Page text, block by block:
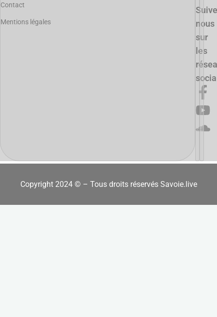
Contact
Mentions légales
nous
sur
les
Copyright 2024 © – Tous droits réservés Savoie.live